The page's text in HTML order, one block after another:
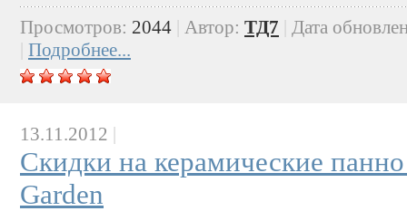
Просмотров: 2044 Автор: ТД7
Дата
Подробнее...
13.11.2012 |
Скидки на керамические
Garden